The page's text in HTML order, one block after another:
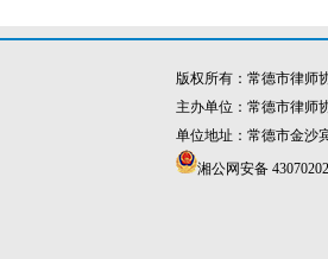
版权所有：常德市律
主办单位：常德市律
单位地址：常德市金沙
湘公网安备